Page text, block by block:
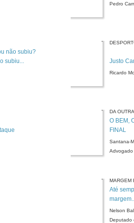
Pedro
não subiu?
subiu...
Justo
Ricardo
DA
O BEM,
FINAL
Santana-
Advogado
MARGEM
Até
Nelson
Deputado